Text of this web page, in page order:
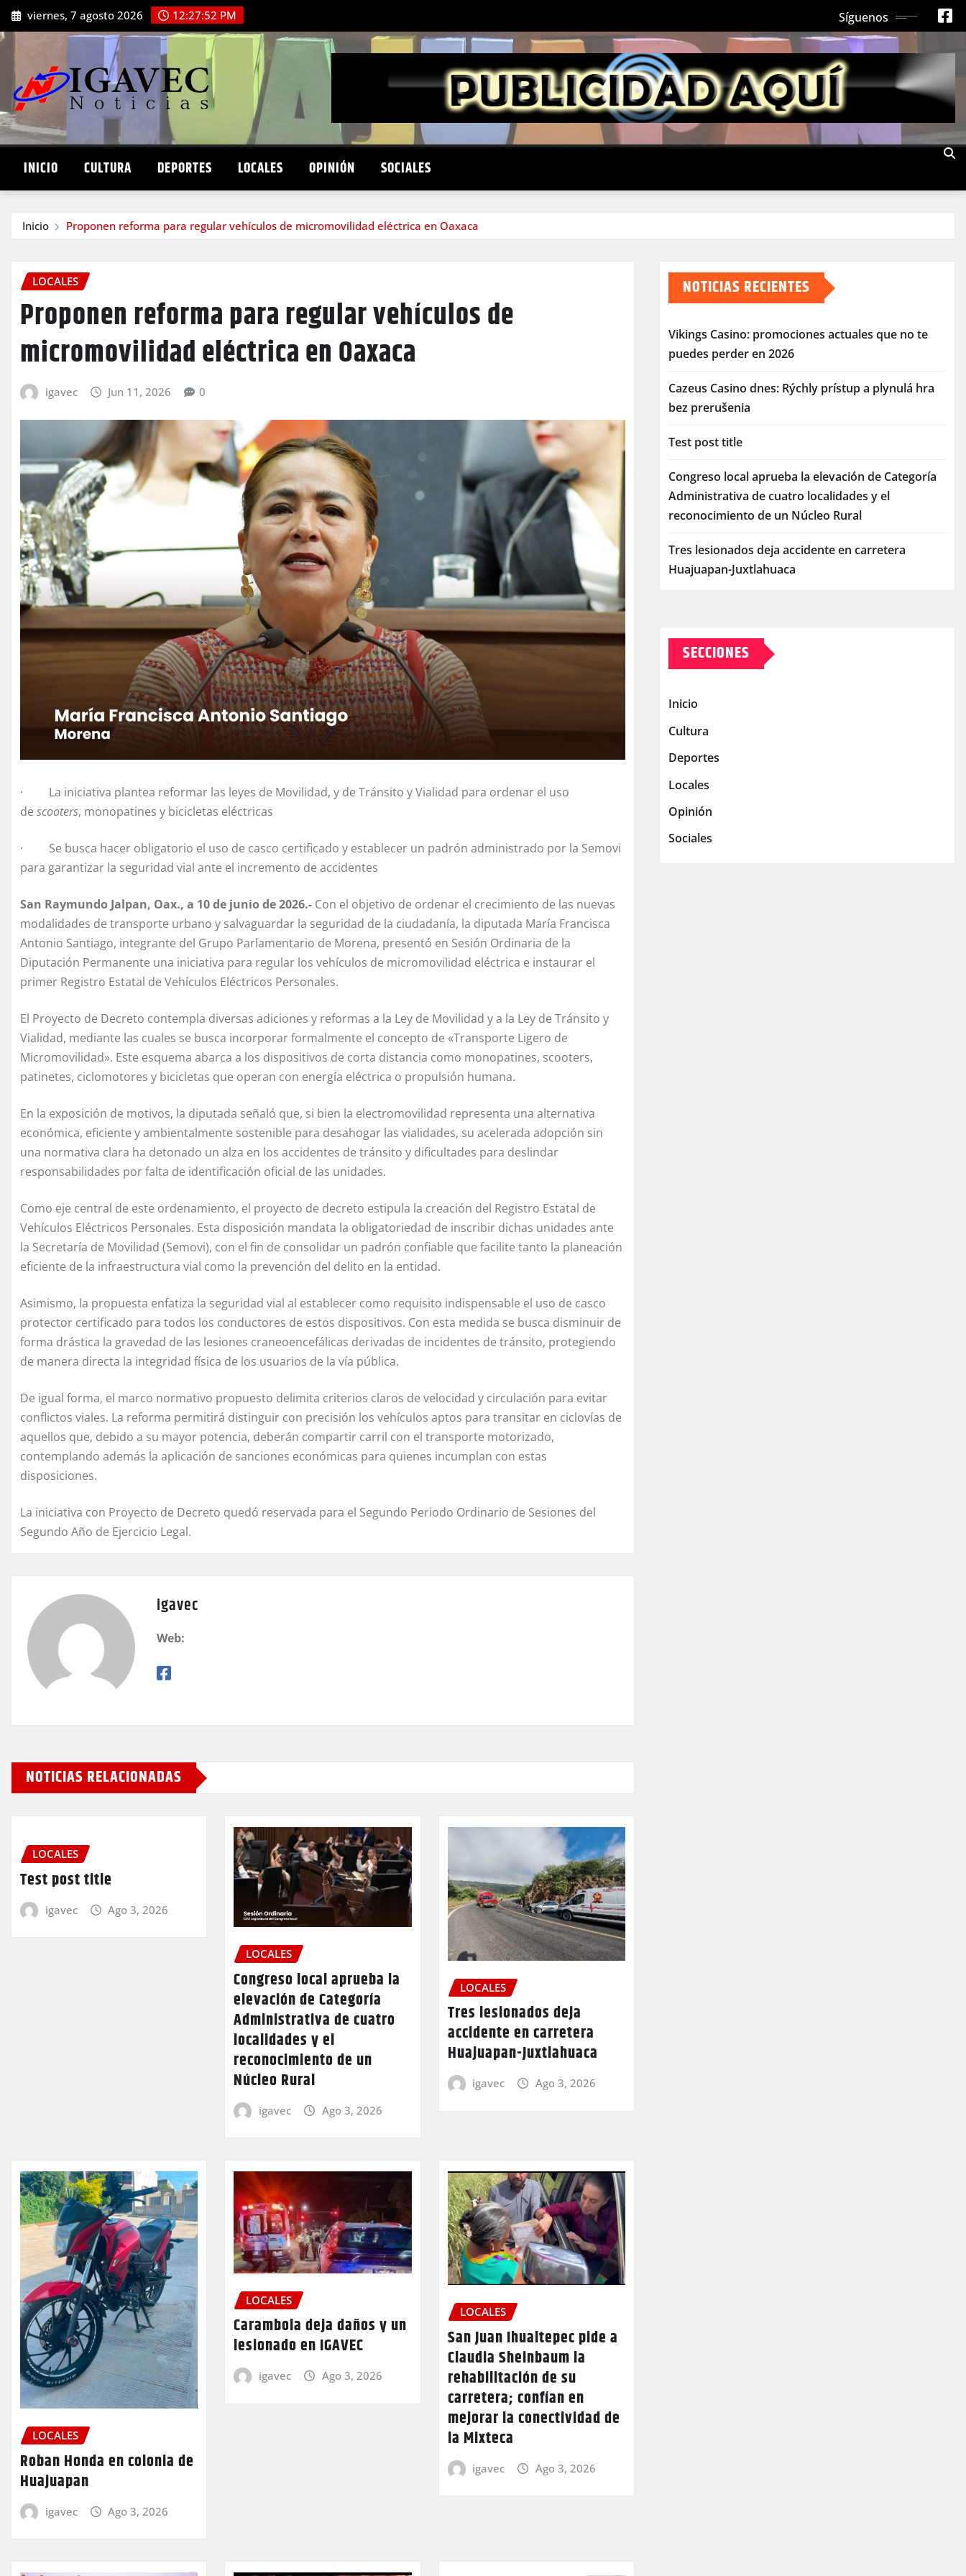
Saltar
al
contenido
viernes, 7 agosto 2026 12:27:53 PM Síguenos
INICIO CULTURA DEPORTES LOCALES OPINIÓN SOCIALES
Inicio Proponen reforma para regular vehículos de micromovilidad eléctrica en Oaxaca
LOCALES
Proponen reforma para regular vehículos de
micromovilidad eléctrica en Oaxaca
igavec Jun 11, 2026 0
· La iniciativa plantea reformar las leyes de Movilidad, y de Tránsito y Vialidad para ordenar el uso
de scooters, monopatines y bicicletas eléctricas
· Se busca hacer obligatorio el uso de casco certificado y establecer un padrón administrado por la Semovi
para garantizar la seguridad vial ante el incremento de accidentes
San Raymundo Jalpan, Oax., a 10 de junio de 2026.- Con el objetivo de ordenar el crecimiento de las nuevas
modalidades de transporte urbano y salvaguardar la seguridad de la ciudadanía, la diputada María Francisca
Antonio Santiago, integrante del Grupo Parlamentario de Morena, presentó en Sesión Ordinaria de la
Diputación Permanente una iniciativa para regular los vehículos de micromovilidad eléctrica e instaurar el
primer Registro Estatal de Vehículos Eléctricos Personales.
El Proyecto de Decreto contempla diversas adiciones y reformas a la Ley de Movilidad y a la Ley de Tránsito y
Vialidad, mediante las cuales se busca incorporar formalmente el concepto de «Transporte Ligero de
Micromovilidad». Este esquema abarca a los dispositivos de corta distancia como monopatines, scooters,
patinetes, ciclomotores y bicicletas que operan con energía eléctrica o propulsión humana.
En la exposición de motivos, la diputada señaló que, si bien la electromovilidad representa una alternativa
económica, eficiente y ambientalmente sostenible para desahogar las vialidades, su acelerada adopción sin
una normativa clara ha detonado un alza en los accidentes de tránsito y dificultades para deslindar
responsabilidades por falta de identificación oficial de las unidades.
Como eje central de este ordenamiento, el proyecto de decreto estipula la creación del Registro Estatal de
Vehículos Eléctricos Personales. Esta disposición mandata la obligatoriedad de inscribir dichas unidades ante
la Secretaría de Movilidad (Semovi), con el fin de consolidar un padrón confiable que facilite tanto la planeación
eficiente de la infraestructura vial como la prevención del delito en la entidad.
Asimismo, la propuesta enfatiza la seguridad vial al establecer como requisito indispensable el uso de casco
protector certificado para todos los conductores de estos dispositivos. Con esta medida se busca disminuir de
forma drástica la gravedad de las lesiones craneoencefálicas derivadas de incidentes de tránsito, protegiendo
de manera directa la integridad física de los usuarios de la vía pública.
De igual forma, el marco normativo propuesto delimita criterios claros de velocidad y circulación para evitar
conflictos viales. La reforma permitirá distinguir con precisión los vehículos aptos para transitar en ciclovías de
aquellos que, debido a su mayor potencia, deberán compartir carril con el transporte motorizado,
contemplando además la aplicación de sanciones económicas para quienes incumplan con estas
disposiciones.
La iniciativa con Proyecto de Decreto quedó reservada para el Segundo Periodo Ordinario de Sesiones del
Segundo Año de Ejercicio Legal.
igavec
Web:
NOTICIAS RELACIONADAS
LOCALES
Test post title
igavec Ago 3, 2026
LOCALES
Congreso local aprueba la
elevación de Categoría
Administrativa de cuatro
localidades y el
reconocimiento de un
Núcleo Rural
igavec Ago 3, 2026
LOCALES
Tres lesionados deja
accidente en carretera
Huajuapan-Juxtlahuaca
igavec Ago 3, 2026
LOCALES
Roban Honda en colonia de
Huajuapan
igavec Ago 3, 2026
LOCALES
Carambola deja daños y un
lesionado en IGAVEC
igavec Ago 3, 2026
LOCALES
San Juan Ihualtepec pide a
Claudia Sheinbaum la
rehabilitación de su
carretera; confían en
mejorar la conectividad de
la Mixteca
igavec Ago 3, 2026
NOTICIAS RECIENTES
Vikings Casino: promociones actuales que no te
puedes perder en 2026
Cazeus Casino dnes: Rýchly prístup a plynulá hra
bez prerušenia
Test post title
Congreso local aprueba la elevación de Categoría
Administrativa de cuatro localidades y el
reconocimiento de un Núcleo Rural
Tres lesionados deja accidente en carretera
Huajuapan-Juxtlahuaca
SECCIONES
Inicio
Cultura
Deportes
Locales
Opinión
Sociales